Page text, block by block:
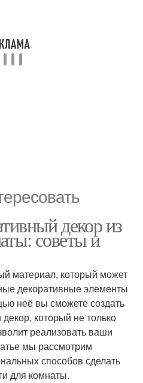
декор из
советы и
материал, который может
декоративные элементы
неё вы сможете создать
который не только
реализовать ваши
мы рассмотрим
способов сделать
для комнаты.